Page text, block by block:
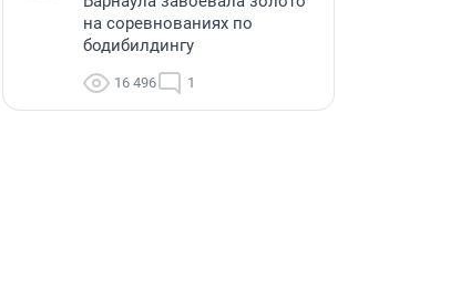
на соревнованиях по
бодибилдингу
16 496 1